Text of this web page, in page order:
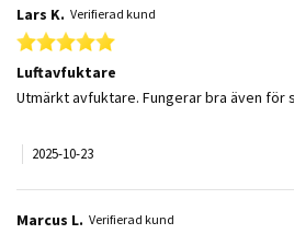
Lars K. Verifierad kund
5.0 star rating
Luftavfuktare
Review by Lars K. on 23 Oct 2025
review stating Luftavfuktare
Utmärkt avfuktare. Fungerar bra även för
2025-10-23
Marcus L. Verifierad kund